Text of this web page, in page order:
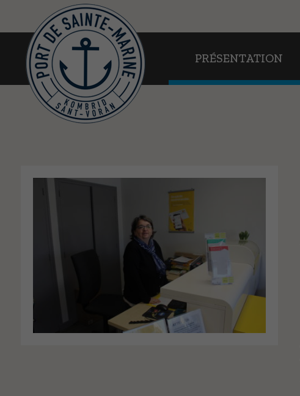
PRÉSENTATION
PRÉSENTATION
EN PRATIQUE
AU FIL DE L’EAU
WEBCAMS